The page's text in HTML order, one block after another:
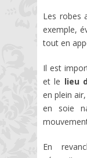
Les robes
exemple,
tout en
Il est
et le lieu
en plein
en soie
En